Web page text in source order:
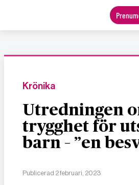
Krönika
Utredningen
trygghet för
barn – ”en
Publicerad 2 februari, 2023